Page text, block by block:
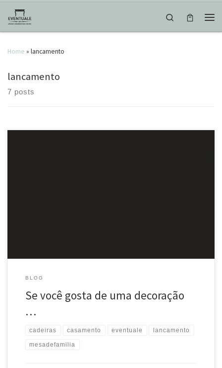
Skip to content
Search
Home » lancamento
lancamento
7 posts
BLOG
Se você gosta de uma decoração
…
cadeiras casamento eventuale lancamento
mesadefamilia